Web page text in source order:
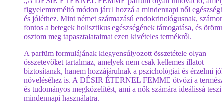
figyelemreméltó módon járul hozzá a mindennapi női
és jóléthez. Mint német származású endokrinológusnak,
fontos a betegek holisztikus egészségének támogatása, és
osztom meg tapasztalataimat ezen kivételes termékről.
A parfüm formulájának kiegyensúlyozott összetétele olyan
összetevőket tartalmaz, amelyek nem csak kellemes illatot
biztosítanak, hanem hozzájárulnak a pszichológiai és érzelmi
növeléséhez is. A DÉSIR ÉTERNEL FEMME ötvözi a
és tudományos megközelítést, ami a nők számára ideálissá teszi
mindennapi használatra.